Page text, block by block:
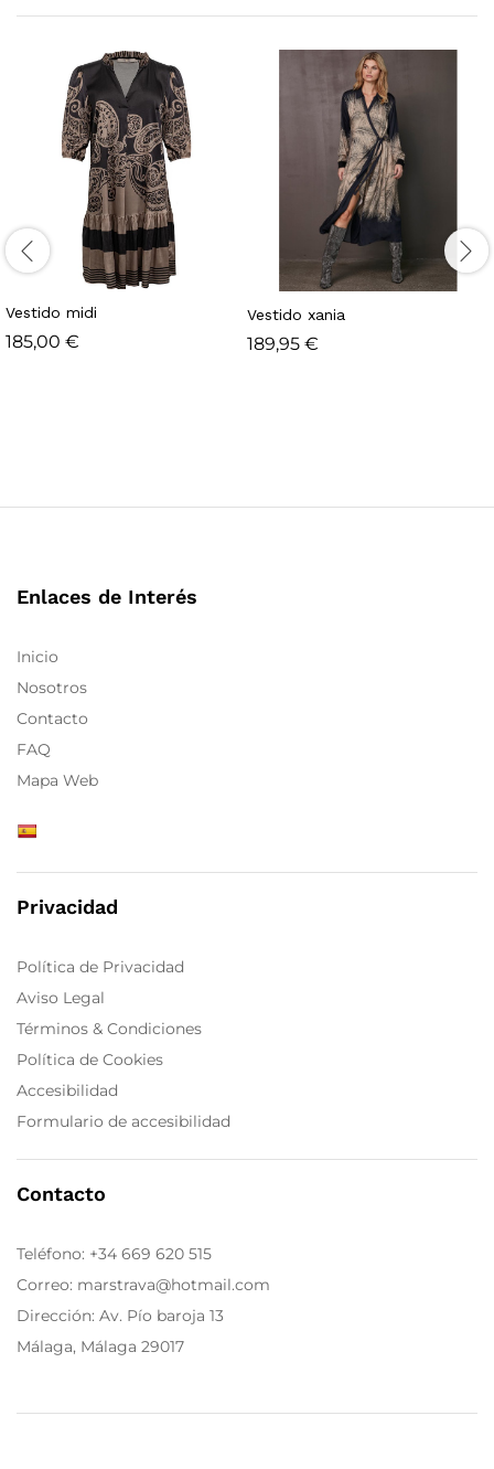
Vestido midi
185,00 €
Vestido xania
189,95 €
Enlaces de Interés
Inicio
Nosotros
Contacto
FAQ
Mapa Web
Privacidad
Política de Privacidad
Aviso Legal
Términos & Condiciones
Política de Cookies
Accesibilidad
Formulario de accesibilidad
Contacto
Teléfono: +34 669 620 515
Correo: marstrava@hotmail.com
Dirección: Av. Pío baroja 13
Málaga, Málaga 29017